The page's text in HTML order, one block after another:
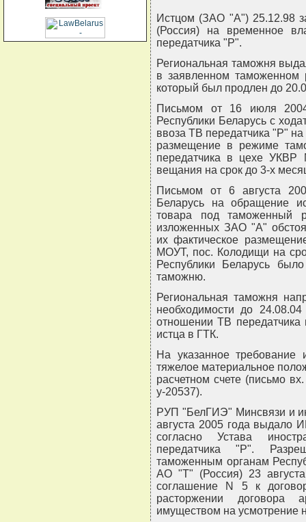
Истцом (ЗАО "А") 25.12.98
(Россия) на временное
передатчика "Р".
Региональная таможня
в заявленном таможенном
который был продлен до
Письмом от 16 июля
Республики Беларусь с
ввоза ТВ передатчика "Р"
размещение в режиме
передатчика в цехе
вещания на срок до 3-х
Письмом от 6 августа
Беларусь на обращение
товара под таможенный
изложенных ЗАО "А"
их фактическое
МОУТ, пос. Колодищи на
Республики Беларусь
таможню.
Региональная таможня
необходимости до
отношении ТВ передатчика
истца в ГТК.
На указанное требование
тяжелое материальное
расчетном счете (письмо
у-20537).
РУП "БелГИЭ" Минсвязи и
августа 2005 года
согласно Устава
передатчика "Р".
таможенным органам
АО "Т" (Россия) 23
соглашение N 5 к
расторжении договора
имуществом на усмотрение